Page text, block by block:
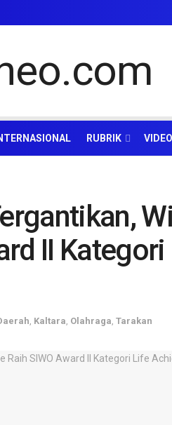
RUBRIK VIDEO
II
Kaltara Olahraga Tarakan